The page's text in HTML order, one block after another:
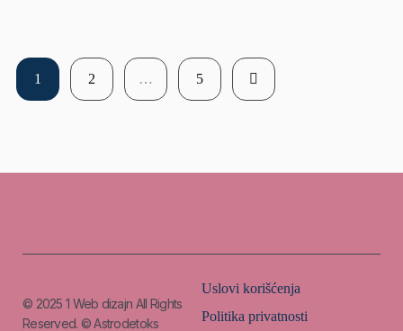
1 2 … 5
© 2025 1 Web dizajn All Rights
Reserved. © Astrodetoks
Uslovi korišćenja
Politika privatnosti